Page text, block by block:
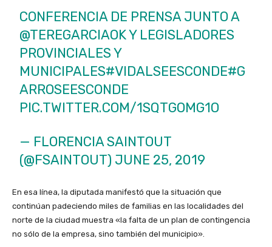
CONFERENCIA DE PRENSA JUNTO A
@TEREGARCIAOKY LEGISLADORES
PROVINCIALES Y
MUNICIPALES#VIDALSEESCONDE#G
ARROSEESCONDE
PIC.TWITTER.COM/1SQTGOMG1O
— FLORENCIA SAINTOUT
(@FSAINTOUT) JUNE 25, 2019
En esa línea, la diputada manifestó que la situación que
continúan padeciendo miles de familias en las localidades del
norte de la ciudad muestra «la falta de un plan de contingencia
no sólo de la empresa, sino también del municipio».